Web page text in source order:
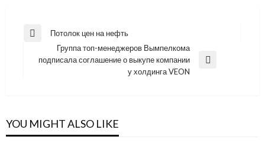
Навигация
записям
Previous
Потолок цен на нефть
Next
Группа топ-менеджеров Вымпелкома
подписала соглашение о выкупе компании
у холдинга VEON
YOU MIGHT ALSO LIKE